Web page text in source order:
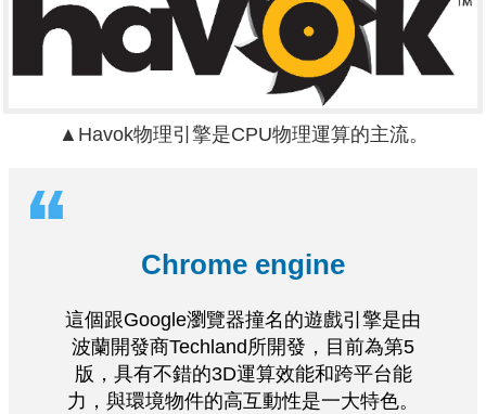
▲Havok物理引擎是CPU物理運算的主流。
Chrome engine
這個跟Google瀏覽器撞名的遊戲引擎是由
波蘭開發商Techland所開發，目前為第5
版，具有不錯的3D運算效能和跨平台能
力，與環境物件的高互動性是一大特色。